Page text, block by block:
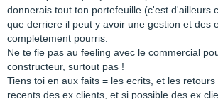
donnerais tout ton portefeuille (c'est d'ailleurs
que derriere il peut y avoir une gestion et des
completement pourris.
Ne te fie pas au feeling avec le commercial
constructeur, surtout pas !
Tiens toi en aux faits = les ecrits, et les
recents des ex clients, et si possible des ex